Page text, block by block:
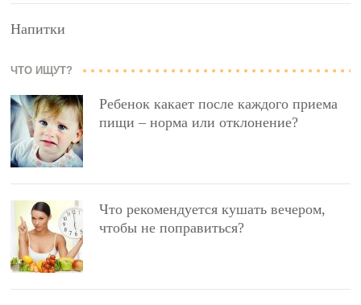
Напитки
ЧТО ИЩУТ?
Ребенок какает после каждого приема
пищи – норма или отклонение?
Что рекомендуется кушать вечером,
чтобы не поправиться?